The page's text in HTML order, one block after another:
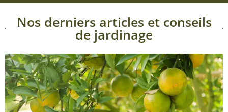
Nos derniers articles et conseils
de jardinage